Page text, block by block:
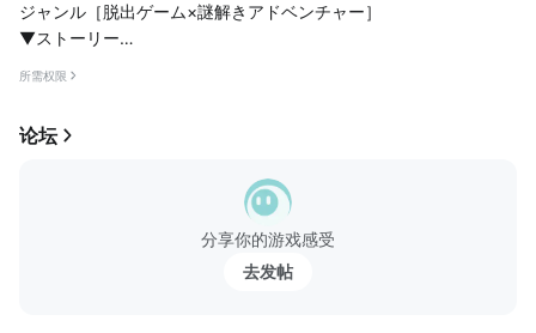
ジャンル［脱出ゲーム×謎解きアドベンチャー］
▼ストーリー
を手掛かりに冒険の旅へ。
屋根裏部屋で見つけた”潜水用具”に着替え”海賊の宝の地図”記され
た印のあたりに潜水した。
目の前には穏やかな海に隠されるように、海底に神殿が存在して
所需权限
论坛
分享你的游戏感受
去发帖